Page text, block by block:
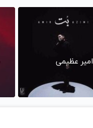
امیر عظیمی